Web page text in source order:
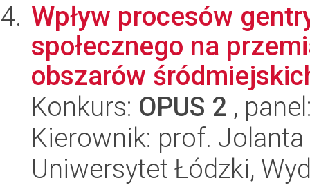
Wpływ procesów
społecznego na
obszarów
Konkurs: OPUS 2 ,
Kierownik: prof.
Uniwersytet Łódzki,